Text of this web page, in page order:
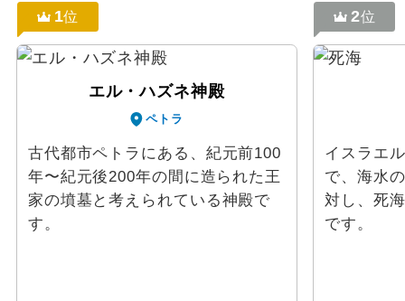
1位
エル・ハズネ神殿
ペトラ
古代都市ペトラにある、紀元前100
年〜紀元後200年の間に造られた王
家の墳墓と考えられている神殿で
す。
2位
イスラエ
で、海水
対し、死
です。